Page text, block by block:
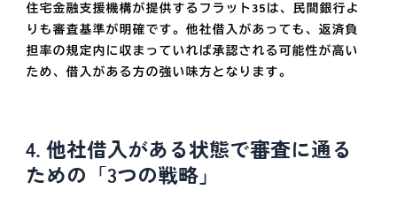
住宅金融支援機構が提供するフラット35は、民間銀行よ
りも審査基準が明確です。他社借入があっても、返済負
担率の規定内に収まっていれば承認される可能性が高い
ため、借入がある方の強い味方となります。
4. 他社借入がある状態で審査に通る
ための「3つの戦略」